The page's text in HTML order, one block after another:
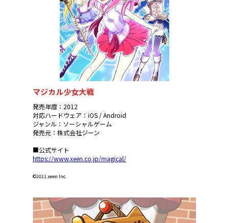
マジカル少女大戦
発売年度：2012
対応ハードウェア：iOS / Android
ジャンル：ソーシャルゲーム
発売元：株式会社ジーン
■公式サイト
https://www.xeen.co.jp/magical/
©2011 xeen Inc.